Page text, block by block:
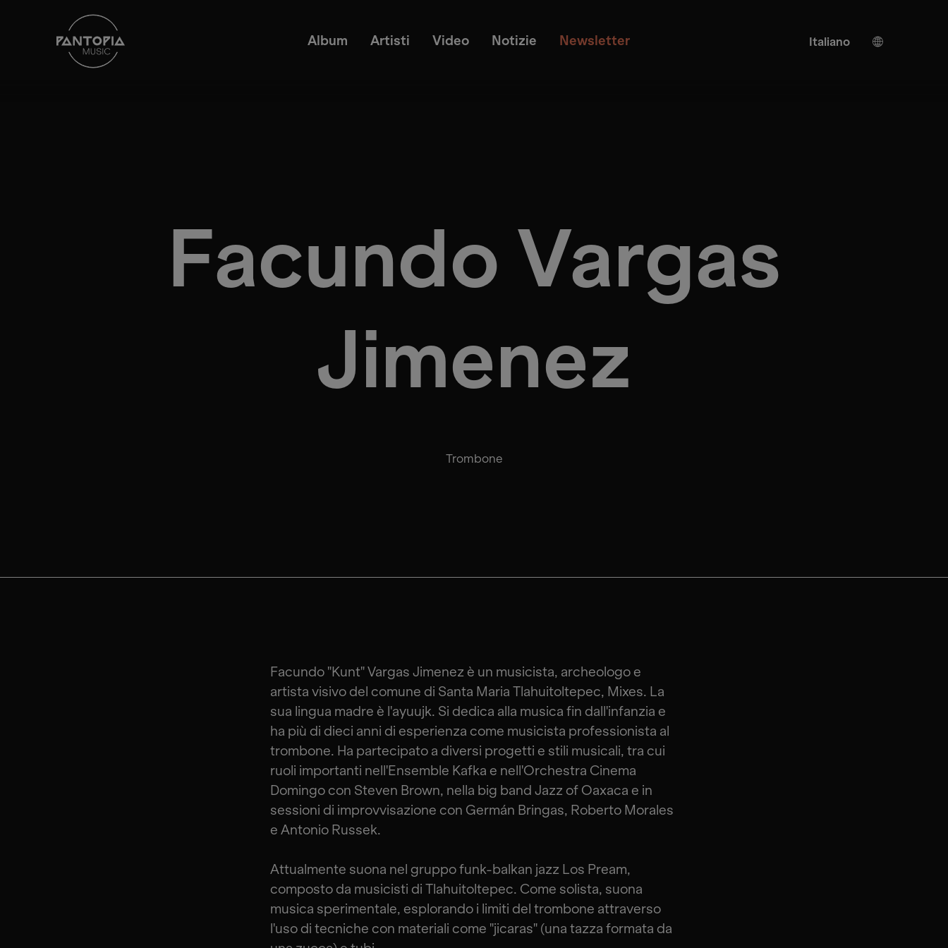
Album Artisti Video Notizie Newsletter
Italiano
Facundo Vargas
Jimenez
Trombone
Facundo "Kunt" Vargas Jimenez è un musicista, archeologo e
artista visivo del comune di Santa Maria Tlahuitoltepec, Mixes. La
sua lingua madre è l'ayuujk. Si dedica alla musica fin dall'infanzia e
ha più di dieci anni di esperienza come musicista professionista al
trombone. Ha partecipato a diversi progetti e stili musicali, tra cui
ruoli importanti nell'Ensemble Kafka e nell'Orchestra Cinema
Domingo con Steven Brown, nella big band Jazz of Oaxaca e in
sessioni di improvvisazione con Germán Bringas, Roberto Morales
e Antonio Russek.
Attualmente suona nel gruppo funk-balkan jazz Los Pream,
composto da musicisti di Tlahuitoltepec. Come solista, suona
musica sperimentale, esplorando i limiti del trombone attraverso
l'uso di tecniche con materiali come "jicaras" (una tazza formata da